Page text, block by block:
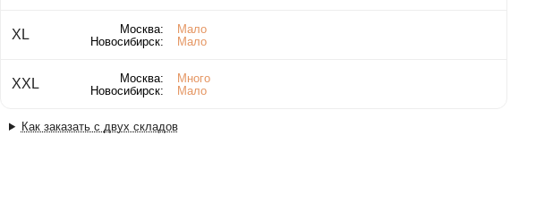
XL Москва:
Мало
Новосибирск:
Мало
XXL Москва:
Много
Новосибирск:
Мало
Как заказать с двух складов